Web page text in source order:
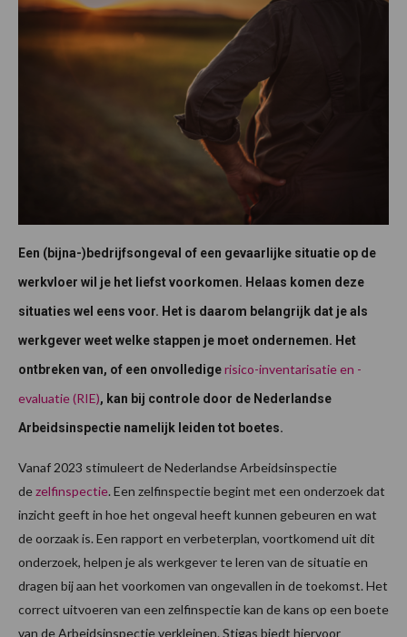
Een (bijna-)bedrijfsongeval of een gevaarlijke situatie op de
werkvloer wil je het liefst voorkomen. Helaas komen deze
situaties wel eens voor. Het is daarom belangrijk dat je als
werkgever weet welke stappen je moet ondernemen. Het
ontbreken van, of een onvolledigerisico-inventarisatie en -
evaluatie (RIE), kan bij controle door de Nederlandse
Arbeidsinspectie namelijk leiden tot boetes.
Vanaf 2023 stimuleert de Nederlandse Arbeidsinspectie
dezelfinspectie. Een zelfinspectie begint met een onderzoek dat
inzicht geeft in hoe het ongeval heeft kunnen gebeuren en wat
de oorzaak is. Een rapport en verbeterplan, voortkomend uit dit
onderzoek, helpen je als werkgever te leren van de situatie en
dragen bij aan het voorkomen van ongevallen in de toekomst. Het
correct uitvoeren van een zelfinspectie kan de kans op een boete
van de Arbeidsinspectie verkleinen. Stigas biedt hiervoor